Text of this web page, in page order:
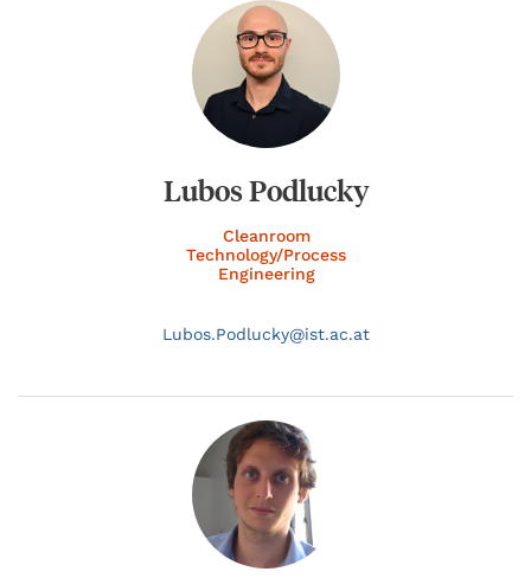
Lubos Podlucky
Cleanroom
Technology/Process
Engineering
Lubos.Podlucky@ist.ac.at